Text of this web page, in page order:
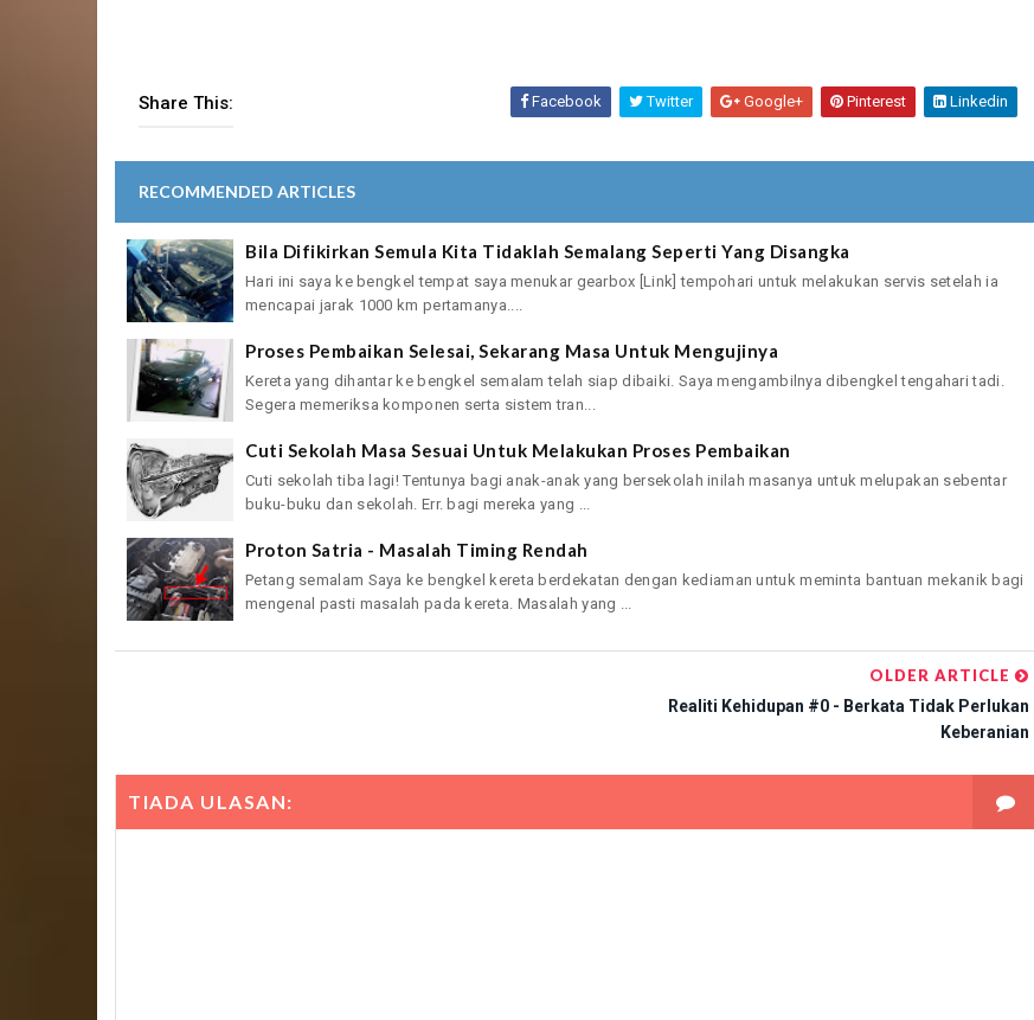
Share This: Facebook Twitter Google+ Pinterest Linkedin
RECOMMENDED ARTICLES
Bila Difikirkan Semula Kita Tidaklah Semalang Seperti Yang Disangka
Hari ini saya ke bengkel tempat saya menukar gearbox [Link] tempohari untuk melakukan servis setelah ia
mencapai jarak 1000 km pertamanya....
Proses Pembaikan Selesai, Sekarang Masa Untuk Mengujinya
Kereta yang dihantar ke bengkel semalam telah siap dibaiki. Saya mengambilnya dibengkel tengahari tadi.
Segera memeriksa komponen serta sistem tran...
Cuti Sekolah Masa Sesuai Untuk Melakukan Proses Pembaikan
Cuti sekolah tiba lagi! Tentunya bagi anak-anak yang bersekolah inilah masanya untuk melupakan sebentar
buku-buku dan sekolah. Err. bagi mereka yang ...
Proton Satria - Masalah Timing Rendah
Petang semalam Saya ke bengkel kereta berdekatan dengan kediaman untuk meminta bantuan mekanik bagi
mengenal pasti masalah pada kereta. Masalah yang ...
OLDER ARTICLE
Realiti Kehidupan #0 - Berkata Tidak Perlukan
Keberanian
TIADA ULASAN: